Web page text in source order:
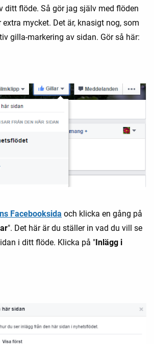
ditt flöde. Så gör jag själv med flöden
mycket. Det är, knasigt nog, som
gilla-markering av sidan. Gör så här:
Facebooksida och klicka en gång på
". Det här är du ställer in vad du vill se
i ditt flöde. Klicka på " Inlägg i